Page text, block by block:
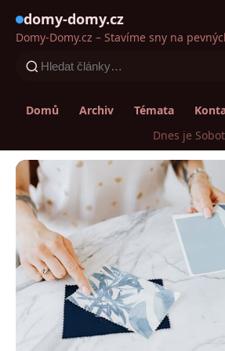
domy-domy.cz
Domy-Domy.cz – Stavíme sny na
Domů Archiv Témata
Dnes je